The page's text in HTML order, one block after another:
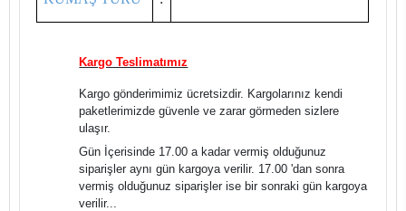
Kargo Teslimatımız
Kargo gönderimimiz ücretsizdir. Kargolarınız kendi
paketlerimizde güvenle ve zarar görmeden sizlere
ulaşır.
Gün İçerisinde 17.00 a kadar vermiş olduğunuz
siparişler aynı gün kargoya verilir. 17.00 'dan sonra
vermiş olduğunuz siparişler ise bir sonraki gün kargoya
verilir...